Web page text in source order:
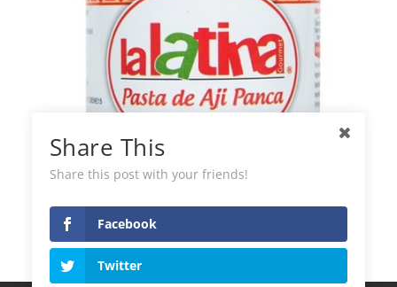
Pasta di Peperoncino Panca La Latina
Share This
Share this post with your friends!
Facebook
Twitter